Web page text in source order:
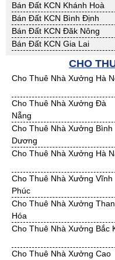
Bán Đất KCN Khánh Hoà
Bán Đất KCN Bình Định
Bán Đất KCN Đăk Nông
Bán Đất KCN Gia Lai
Bán Đất KCN Ninh Thuận
Bán Đất KCN Quảng Bình
Bán Đất KCN Quảng Ngãi
Bán Đất KCN Cần Thơ
Bán Đất KCN Bạc Liêu
Bán Đất KCN Bình Phước
Bán Đất KCN Đồng Tháp
Bán Đất KCN Kiên Giang
Bán Đất KCN Sóc Trăng
Bán Đất KCN Tiền Giang
Bán Đất KCN Vĩnh Long
Bán Đất KCN Hưng Yên
CHO
Cho Thuê Nhà Xưởng Hà
Cho Thuê Nhà Xưởng Đà
Nẵng
Cho Thuê Nhà Xưởng Bình
Dương
Cho Thuê Nhà Xưởng Hà
Cho Thuê Nhà Xưởng Vĩnh
Phúc
Cho Thuê Nhà Xưởng
Hóa
Cho Thuê Nhà Xưởng Bắc
Cho Thuê Nhà Xưởng Cao